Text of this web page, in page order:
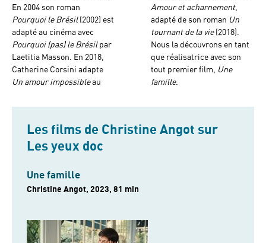
En 2004 son roman
Pourquoi le Brésil(2002) est
adapté au cinéma avec
Pourquoi (pas) le Brésil par
Laetitia Masson. En 2018,
Catherine Corsini adapte
Un amour impossibleau
Amour et acharnement,
adapté de son roman Un
tournant de la vie(2018).
Nous la découvrons en tant
que réalisatrice avec son
tout premier film, Une
famille.
Les films de Christine Angot sur
Les yeux doc
Une famille
Christine Angot, 2023, 81 min